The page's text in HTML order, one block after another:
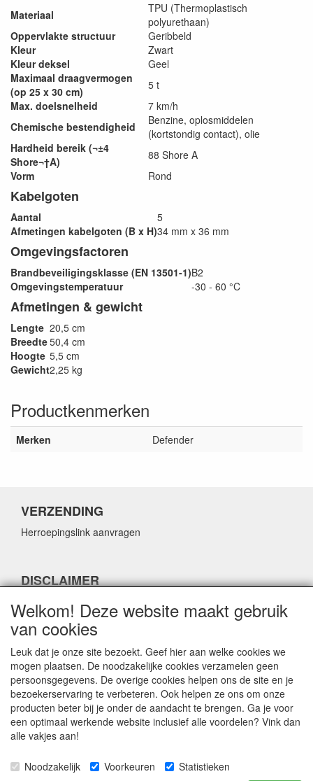
Materiaal
TPU (Thermoplastisch
polyurethaan)
Oppervlakte structuur
Geribbeld
Kleur
Zwart
Kleur deksel
Geel
Maximaal draagvermogen
(op 25 x 30 cm)
5 t
Max. doelsnelheid
7 km/h
Chemische bestendigheid
Benzine, oplosmiddelen
(kortstondig contact), olie
Hardheid bereik (¬±4
Shore¬†A)
88 Shore A
Vorm
Rond
Kabelgoten
Aantal
5
Afmetingen kabelgoten (B x H)34 mm x 36 mm
Omgevingsfactoren
Brandbeveiligingsklasse (EN 13501-1)B2
Omgevingstemperatuur
-30 - 60 °C
Afmetingen & gewicht
Lengte 20,5 cm
Breedte50,4 cm
Hoogte 5,5 cm
Gewicht2,25 kg
Productkenmerken
Merken Defender
VERZENDING
Herroepingslink aanvragen
DISCLAIMER
Herroepingslink aanvragen
CONTACTGEGEVENS
Fabulous Sales
Grotestraat 69C
5141 JN Waalwijk
E-mail:info@fabuloussales.nl
Welkom! Deze website maakt gebruik
van cookies
Leuk dat je onze site bezoekt. Geef hier aan welke cookies we
mogen plaatsen. De noodzakelijke cookies verzamelen geen
persoonsgegevens. De overige cookies helpen ons de site en je
bezoekerservaring te verbeteren. Ook helpen ze ons om onze
producten beter bij je onder de aandacht te brengen. Ga je voor
een optimaal werkende website inclusief alle voordelen? Vink dan
alle vakjes aan!
Noodzakelijk Voorkeuren
Statistieken